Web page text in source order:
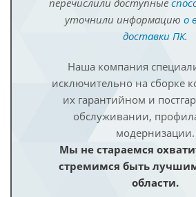
перечислили доступные
уточнили информацию о
доставки ПК.
Наша компания
исключительно на сборке
их гарантийном и
обслуживании,
модернизации.
Мы не стараемся
стремимся быть
области.